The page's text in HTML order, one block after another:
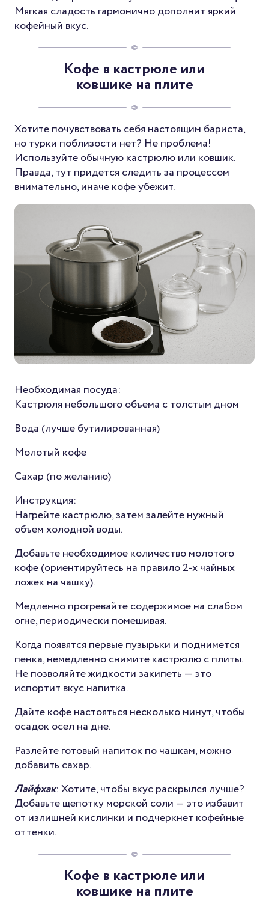
Мягкая сладость гармонично дополнит яркий
кофейный вкус.
Кофе в кастрюле или
ковшике на плите
Хотите почувствовать себя настоящим бариста,
но турки поблизости нет? Не проблема!
Используйте обычную кастрюлю или ковшик.
Правда, тут придется следить за процессом
внимательно, иначе кофе убежит.
Необходимая посуда:
Кастрюля небольшого объема с толстым дном
Вода (лучше бутилированная)
Молотый кофе
Сахар (по желанию)
Инструкция:
Нагрейте кастрюлю, затем залейте нужный
объем холодной воды.
Добавьте необходимое количество молотого
кофе (ориентируйтесь на правило 2-х чайных
ложек на чашку).
Медленно прогревайте содержимое на слабом
огне, периодически помешивая.
Когда появятся первые пузырьки и поднимется
пенка, немедленно снимите кастрюлю с плиты.
Не позволяйте жидкости закипеть — это
испортит вкус напитка.
Дайте кофе настояться несколько минут, чтобы
осадок осел на дне.
Разлейте готовый напиток по чашкам, можно
добавить сахар.
Лайфхак: Хотите, чтобы вкус раскрылся лучше?
Добавьте щепотку морской соли — это избавит
от излишней кислинки и подчеркнет кофейные
оттенки.
Кофе в кастрюле или
ковшике на плите